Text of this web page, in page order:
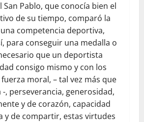
San Pablo, que conocía bien el
de su tiempo, comparó la
competencia deportiva,
para conseguir una medalla o
que un deportista
consigo mismo y con los
moral, – tal vez más que
-, perseverancia, generosidad,
y de corazón, capacidad
y de compartir, estas virtudes